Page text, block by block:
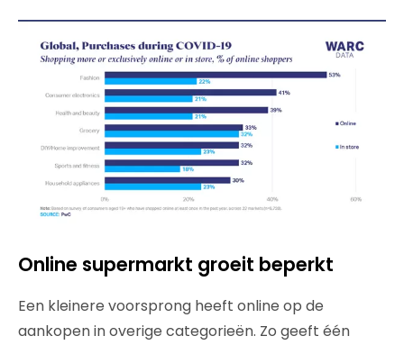
Online supermarkt groeit beperkt
Een kleinere voorsprong heeft online op de
aankopen in overige categorieën. Zo geeft één